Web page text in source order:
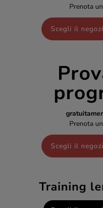
Prenota
Scegli il
Prenota
Scegli il
Training